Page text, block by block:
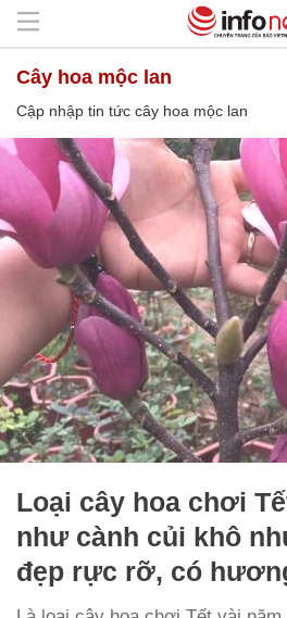
cây hoa mộc lan
Cập nhập tin tức cây hoa mộc lan
Loại cây hoa chơi
như cành củi khô
đẹp rực rỡ, có